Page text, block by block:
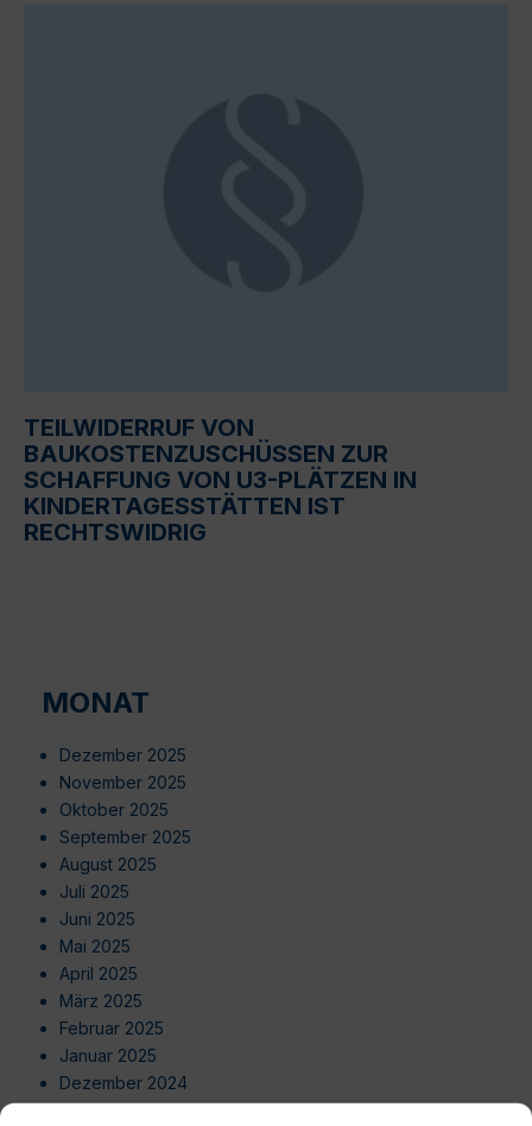
TEILWIDERRUF VON
BAUKOSTENZUSCHÜSSEN ZUR
SCHAFFUNG VON U3-PLÄTZEN IN
KINDERTAGESSTÄTTEN IST
RECHTSWIDRIG
MONAT
Dezember 2025
November 2025
Oktober 2025
September 2025
August 2025
Juli 2025
Juni 2025
Mai 2025
April 2025
März 2025
Februar 2025
Januar 2025
Dezember 2024
November 2024